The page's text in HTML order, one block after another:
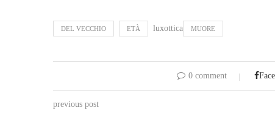
DEL VECCHIO ETÀ luxottica MUORE
0 comment
previous post